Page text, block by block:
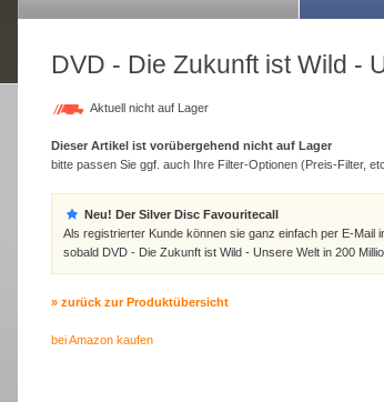
DVD - Die Zukunft ist Wild -
Aktuell nicht auf Lager
Dieser Artikel ist vorübergehend nicht auf Lager
bitte passen Sie ggf. auch Ihre Filter-Optionen (Preis-Filter,
Neu! Der Silver Disc Favouritecall
Als registrierter Kunde können sie ganz einfach per E-Mail
sobald DVD - Die Zukunft ist Wild - Unsere Welt in 200
» zurück zur Produktübersicht
bei Amazon kaufen